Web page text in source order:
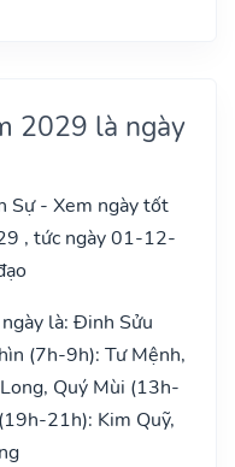
2029 là ngày
Sự - Xem ngày tốt
, tức ngày 01-12-
là: Đinh Sửu
(7h-9h): Tư Mệnh,
Quý Mùi (13h-
21h): Kim Quỹ,